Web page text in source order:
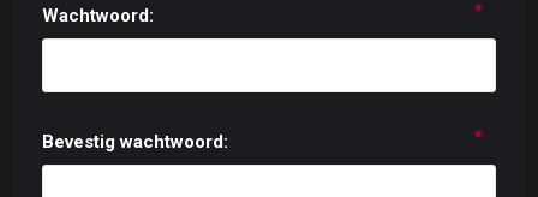
Wachtwoord: *
Bevestig wachtwoord: *